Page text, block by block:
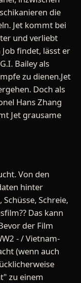
die
Jet kommt bei
und verliebt
findet, lässt er
Bailey als
zu dienen.Jet
Doch als
Hans Zhang
Jet grausame
Von den
hinter
Schreie,
Das kann
der Film
- / Vietnam-
(wenn auch
zu einem